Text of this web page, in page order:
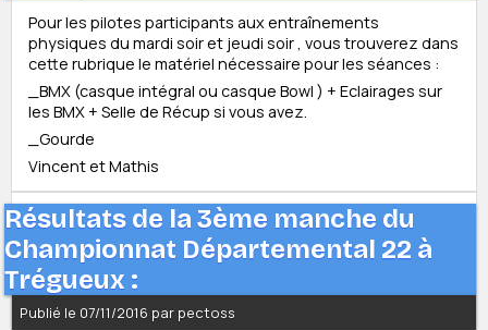
Pour les pilotes participants aux entraînements
physiques du mardi soir et jeudi soir , vous trouverez dans
cette rubrique le matériel nécessaire pour les séances :
_BMX (casque intégral ou casque Bowl ) + Eclairages sur
les BMX + Selle de Récup si vous avez.
_Gourde
Vincent et Mathis
Résultats de la 3ème manche du
Championnat Départemental 22 à
Trégueux :
Publié le 07/11/2016 par pectoss